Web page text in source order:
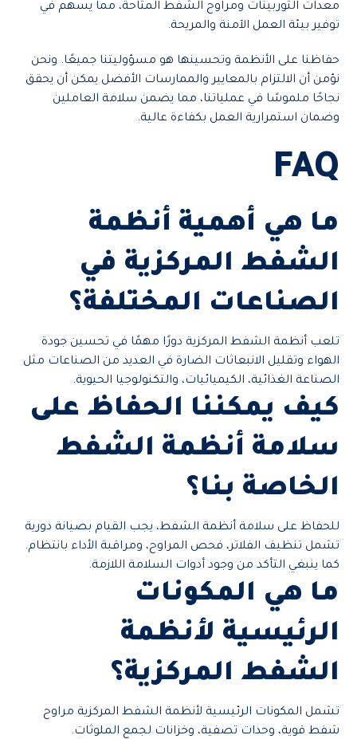
معدات التوربينات ومراوح الشفط المتاحة، مما يسهم في
توفير بيئة العمل الآمنة والمريحة.
حفاظنا على الأنظمة وتحسينها هو مسؤوليتنا جميعًا. ونحن
نؤمن أن الالتزام بالمعايير والممارسات الأفضل يمكن أن يحقق
نجاحًا ملموسًا في عملياتنا، مما يضمن سلامة العاملين
وضمان استمرارية العمل بكفاءة عالية.
FAQ
ما هي أهمية أنظمة
الشفط المركزية في
الصناعات المختلفة؟
تلعب أنظمة الشفط المركزية دورًا مهمًا في تحسين جودة
الهواء وتقليل الانبعاثات الضارة في العديد من الصناعات مثل
الصناعة الغذائية، الكيميائيات، والتكنولوجيا الحيوية.
كيف يمكننا الحفاظ على
سلامة أنظمة الشفط
الخاصة بنا؟
للحفاظ على سلامة أنظمة الشفط، يجب القيام بصيانة دورية
تشمل تنظيف الفلاتر، فحص المراوح، ومراقبة الأداء بانتظام.
كما ينبغي التأكد من وجود أدوات السلامة اللازمة.
ما هي المكونات
الرئيسية لأنظمة
الشفط المركزية؟
تشمل المكونات الرئيسية لأنظمة الشفط المركزية مراوح
شفط قوية، وحدات تصفية، وخزانات لجمع الملوثات.